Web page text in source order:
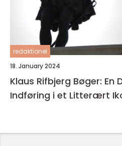
redaktionel
18. January 2024
Klaus Rifbjerg Bøger: En
Indføring i et Litterært